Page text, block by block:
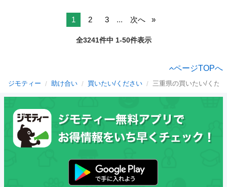
1 2 3 ... 次へ
全3241件中 1-50件表示
ページTOPへ
ジモティー 助け合い 買いたい/ください 三重県の買いたい/くだ